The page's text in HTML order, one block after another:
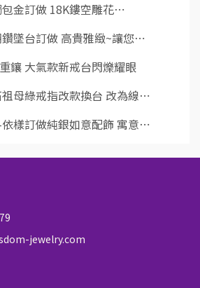
金訂做 18K鏤空雕花⋯
墜台訂做 高貴雅緻~讓您⋯
鑲 大氣款新戒台閃爍耀眼
母綠戒指改款換台 改為線⋯
樣訂做純銀如意配飾 寓意⋯
jewelry.com